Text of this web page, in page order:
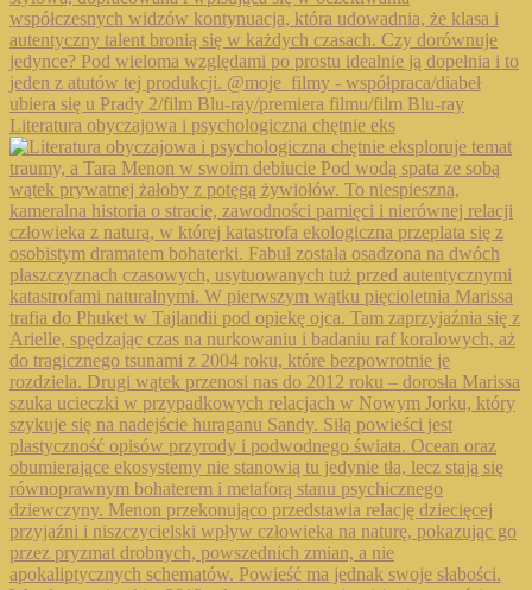
Literatura obyczajowa i psychologiczna chętnie eks